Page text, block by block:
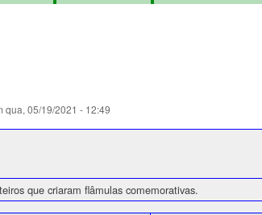
qua, 05/19/2021 - 12:49
que criaram flâmulas comemorativas.